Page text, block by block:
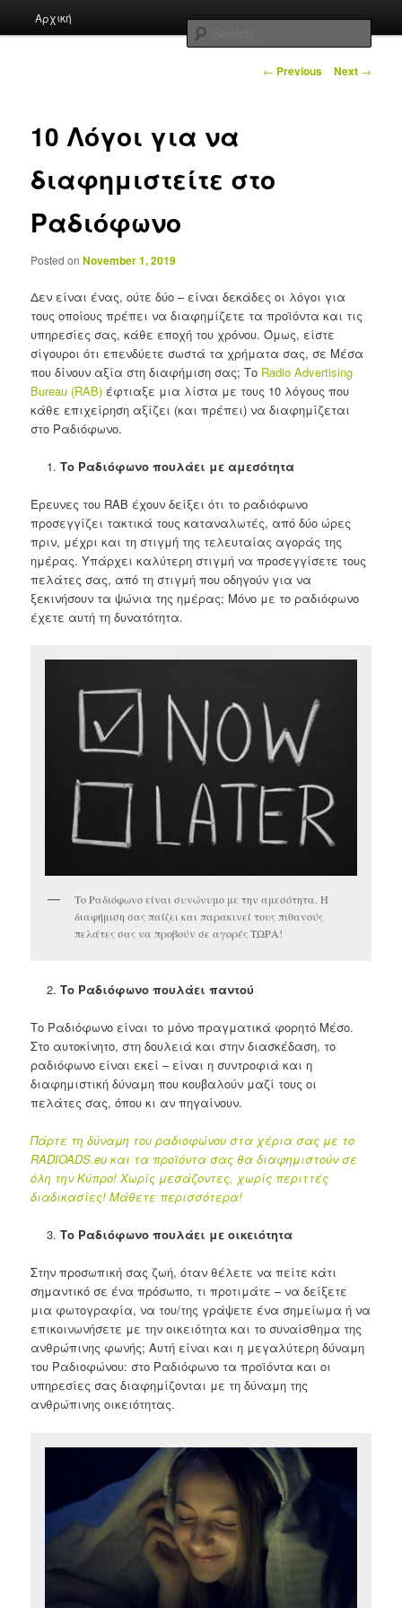
Aρχική
Post
← Previous Next →
10 Λόγοι για να
διαφημιστείτε στο
Ραδιόφωνο
Posted onNovember 1, 2019
Δεν είναι ένας, ούτε δύο – είναι δεκάδες οι λόγοι για
τους οποίους πρέπει να διαφημίζετε τα προϊόντα και τις
υπηρεσίες σας, κάθε εποχή του χρόνου. Όμως, είστε
σίγουροι ότι επενδύετε σωστά τα χρήματα σας, σε Μέσα
που δίνουν αξία στη διαφήμιση σας; Το Radio Advertising
Bureau (RAB) έφτιαξε μια λίστα με τους 10 λόγους που
κάθε επιχείρηση αξίζει (και πρέπει) να διαφημίζεται
στο Ραδιόφωνο.
Το Ραδιόφωνο πουλάει με αμεσότητα
Έρευνες του RAB έχουν δείξει ότι το ραδιόφωνο
προσεγγίζει τακτικά τους καταναλωτές, από δύο ώρες
πριν, μέχρι και τη στιγμή της τελευταίας αγοράς της
ημέρας. Υπάρχει καλύτερη στιγμή να προσεγγίσετε τους
πελάτες σας, από τη στιγμή που οδηγούν για να
ξεκινήσουν τα ψώνια της ημέρας; Μόνο με το ραδιόφωνο
έχετε αυτή τη δυνατότητα.
Το Ραδιόφωνο είναι συνώνυμο με την αμεσότητα. Η
διαφήμιση σας παίζει και παρακινεί τους πιθανούς
πελάτες σας να προβούν σε αγορές ΤΩΡΑ!
Το Ραδιόφωνο πουλάει παντού
Το Ραδιόφωνο είναι το μόνο πραγματικά φορητό Μέσο.
Στο αυτοκίνητο, στη δουλειά και στην διασκέδαση, το
ραδιόφωνο είναι εκεί – είναι η συντροφιά και η
διαφημιστική δύναμη που κουβαλούν μαζί τους οι
πελάτες σας, όπου κι αν πηγαίνουν.
Πάρτε τη δύναμη του ραδιοφώνου στα χέρια σας με το
RADIOADS.eu και τα προϊόντα σας θα διαφημιστούν σε
όλη την Κύπρο! Χωρίς μεσάζοντες, χωρίς περιττές
διαδικασίες! Μάθετε περισσότερα!
Το Ραδιόφωνο πουλάει με οικειότητα
Στην προσωπική σας ζωή, όταν θέλετε να πείτε κάτι
σημαντικό σε ένα πρόσωπο, τι προτιμάτε – να δείξετε
μια φωτογραφία, να του/της γράψετε ένα σημείωμα ή να
επικοινωνήσετε με την οικειότητα και το συναίσθημα της
ανθρώπινης φωνής; Αυτή είναι και η μεγαλύτερη δύναμη
του Ραδιοφώνου: στο Ραδιόφωνο τα προϊόντα και οι
υπηρεσίες σας διαφημίζονται με τη δύναμη της
ανθρώπινης οικειότητας.